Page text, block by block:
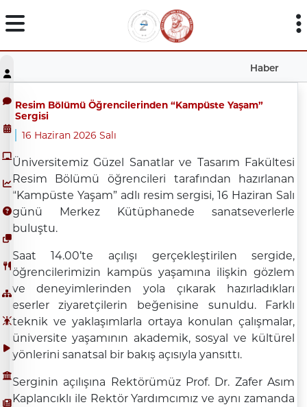
Haber
Resim Bölümü Öğrencilerinden “Kampüste Yaşam”
Sergisi
16 Haziran 2026 Salı
Üniversitemiz Güzel Sanatlar ve Tasarım Fakültesi
Resim Bölümü öğrencileri tarafından hazırlanan
“Kampüste Yaşam” adlı resim sergisi, 16 Haziran Salı
günü Merkez Kütüphanede sanatseverlerle
buluştu.
Saat 14.00’te açılışı gerçekleştirilen sergide,
öğrencilerimizin kampüs yaşamına ilişkin gözlem
ve deneyimlerinden yola çıkarak hazırladıkları
eserler ziyaretçilerin beğenisine sunuldu. Farklı
teknik ve yaklaşımlarla ortaya konulan çalışmalar,
üniversite yaşamının akademik, sosyal ve kültürel
yönlerini sanatsal bir bakış açısıyla yansıttı.
Serginin açılışına Rektörümüz Prof. Dr. Zafer Asım
Kaplancıklı ile Rektör Yardımcımız ve aynı zamanda